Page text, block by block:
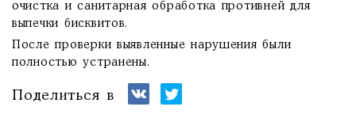
очистка и санитарная обработка противней для
выпечки бисквитов.
После проверки выявленные нарушения были
полностью устранены.
Поделиться в